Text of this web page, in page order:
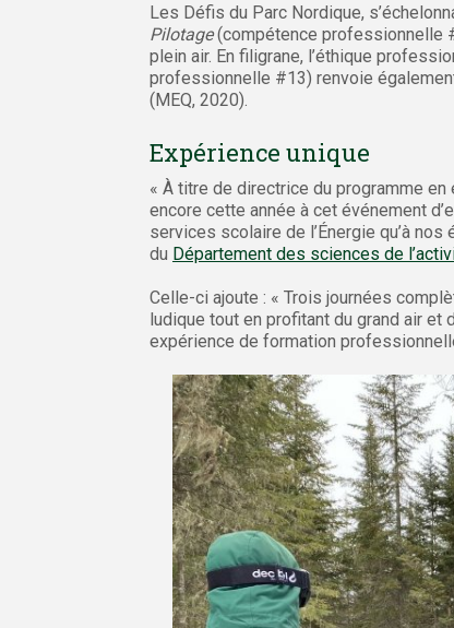
Les Défis du Parc Nordique,
Pilotage(compétence professionnelle
plein air. En filigrane, l’éthique
professionnelle #13) renvoie
(MEQ, 2020).
Expérience unique
« À titre de directrice du programme en
encore cette année à cet événement
services scolaire de l’Énergie qu’à
du Département des sciences de
Celle-ci ajoute : « Trois journées
ludique tout en profitant du grand air et
expérience de formation